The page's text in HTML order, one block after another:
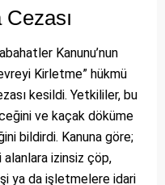
Kanunu’nun
Kirletme” hükmü
kesildi. Yetkililer, bu
ve kaçak döküme
bildirdi. Kanuna göre;
izinsiz çöp,
ya da işletmelere idari